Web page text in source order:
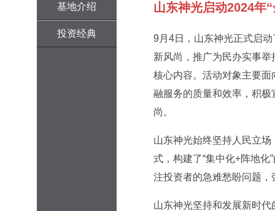
基地介绍
投资经典
山东神光启动2024年
9月4日，山东神光正式启动
新风尚，推广为民办实事举
核心内容。活动对象主要
融服务的质量和效率，积
尚。
山东神光始终坚持人民立
式，构建了“集中化+阵地
注投资者的急难愁盼问题
山东神光坚持和发展新时